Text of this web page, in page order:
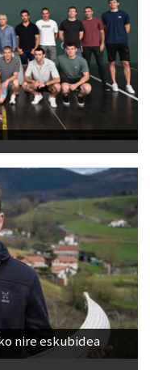
nire eskubidea